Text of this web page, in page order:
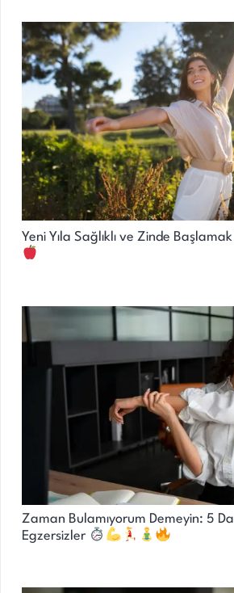
Yeni Yıla Sağlıklı ve Zinde
Zaman Bulamıyorum Demeyin: 5
Egzersizler